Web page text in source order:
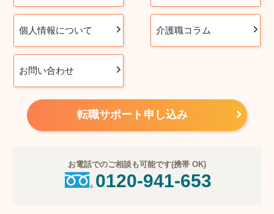
個人情報について 介護職コラム
お問い合わせ
転職サポート申し込み
お電話でのご相談も可能です(携帯 OK)
0120-941-653